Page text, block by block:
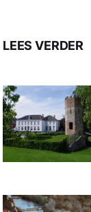
LEES VERDER